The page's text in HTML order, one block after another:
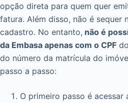
opção direta para quem quer
fatura. Além disso, não é sequer
cadastro. No entanto, não é
da Embasa apenas com o CPF
do número da matrícula do
passo a passo:
O primeiro passo é acessar